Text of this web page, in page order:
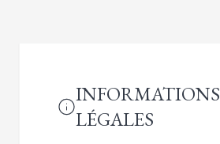
INFORMATIONS
LÉGALES